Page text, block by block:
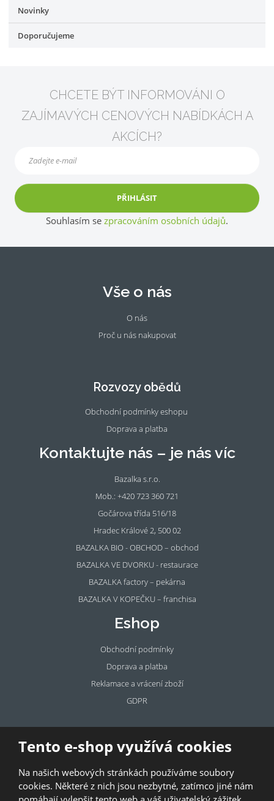
Tento e-shop využívá cookies
Na našich webových stránkách používáme soubory
cookies. Některé z nich jsou nezbytné, zatímco jiné nám
Novinky
Doporučujeme
CHCETE BÝT INFORMOVÁNI O
ZAJÍMAVÝCH CENOVÝCH NABÍDKÁCH A
AKCÍCH?
PŘIHLÁSIT
Souhlasím se zpracováním osobních údajů.
Vše o nás
O nás
Proč u nás nakupovat
k
m
Rozvozy obědů
Obchodní podmínky eshopu
Doprava a platba
Kontaktujte nás – je nás víc
Bazalka s.r.o.
Mob.: +420 723 360 721
Gočárova třída 516/18
Hradec Králové 2, 500 02
BAZALKA BIO - OBCHOD – obchod
BAZALKA VE DVORKU - restaurace
BAZALKA factory – pekárna
BAZALKA V KOPEČKU – franchisa
Eshop
Obchodní podmínky
Doprava a platba
Reklamace a vrácení zboží
GDPR
prostor
Pronajměte si prostory u BAZALKY!